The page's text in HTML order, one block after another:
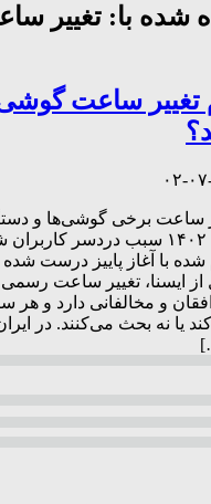
شده با: تغییر
ساعت
ساعت برخی گوشی‌ها و
که از ابتدای سال ۱۴۰۲ سبب
شده با آغاز پاییز درست
از ایسنا، تغییر ساعت رسمی
و مخالفانی دارد و هر